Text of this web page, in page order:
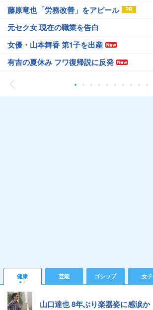
藤原竜也「労務改善」をアピール
元セク女 現在の職業を告白
女優・山本舞香 第1子を出産
有吉の夏休み フワ復帰説に反発
健康 芸能 ゴシップ 女子
山口達也 8年ぶり楽器姿に感涙か